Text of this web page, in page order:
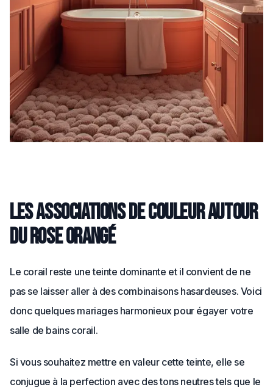
Les associations de couleur autour
du rose orangé
Le corail reste une teinte dominante et il convient de ne
pas se laisser aller à des combinaisons hasardeuses. Voici
donc quelques mariages harmonieux pour égayer votre
salle de bains corail.
Si vous souhaitez mettre en valeur cette teinte, elle se
conjugue à la perfection avec des tons neutres tels que le